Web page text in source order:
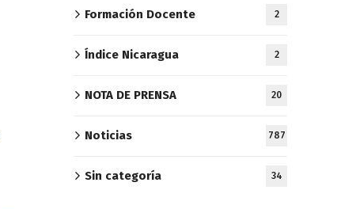
Formación Docente 2
Índice Nicaragua 2
NOTA DE PRENSA 20
Noticias 787
Sin categoría 34